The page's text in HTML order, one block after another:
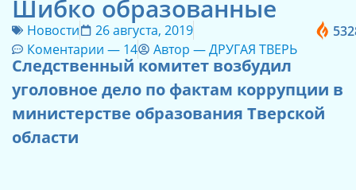
Шибко образованные
Новости
26 августа, 2019
Коментарии — 14 Автор —ДРУГАЯ ТВЕРЬ
Следственный комитет возбудил
уголовное дело по фактам коррупции в
министерстве образования Тверской
области